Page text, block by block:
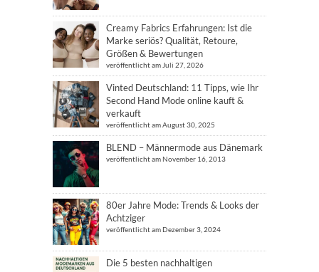
Creamy Fabrics Erfahrungen: Ist die
Marke seriös? Qualität, Retoure,
Größen & Bewertungen
veröffentlicht am Juli 27, 2026
Vinted Deutschland: 11 Tipps, wie Ihr
Second Hand Mode online kauft &
verkauft
veröffentlicht am August 30, 2025
BLEND – Männermode aus Dänemark
veröffentlicht am November 16, 2013
80er Jahre Mode: Trends & Looks der
Achtziger
veröffentlicht am Dezember 3, 2024
Die 5 besten nachhaltigen